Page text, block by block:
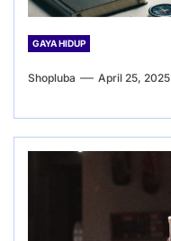
GAYA HIDUP
Shopluba April 25, 2025